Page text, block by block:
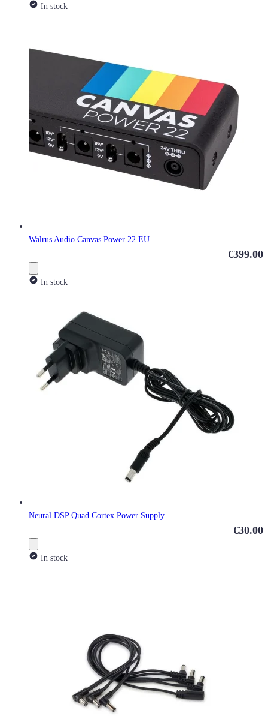
In stock
Walrus Audio Canvas Power 22 EU
€399.00
In stock
Neural DSP Quad Cortex Power Supply
€30.00
In stock